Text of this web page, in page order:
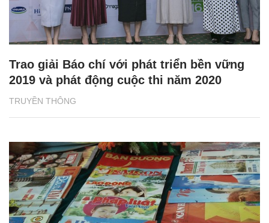
TRUYỀN THÔNG
Trao giải Báo chí với phát triển bền vững
2019 và phát động cuộc thi năm 2020